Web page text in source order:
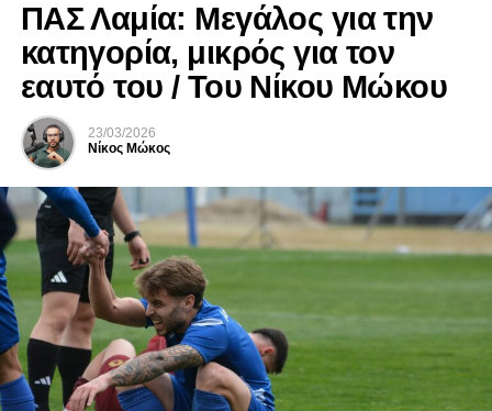
ΠΑΣ Λαμία: Μεγάλος για την
κατηγορία, μικρός για τον
εαυτό του / Του Νίκου Μώκου
23/03/2026
Νίκος Μώκος